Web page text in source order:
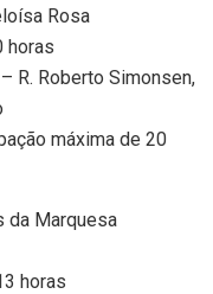
Rosa
horas
R. Roberto Simonsen,
máxima de 20
da Marquesa
horas